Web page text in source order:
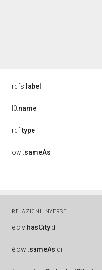
rdfs: label
l0:name
rdf:type
owl:sameAs
RELAZIONI INVERSE
è clv:hasCity di
è owl:sameAs di